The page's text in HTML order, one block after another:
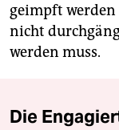
geimpft werden
nicht
werden muss.
Die